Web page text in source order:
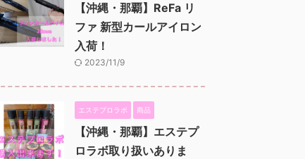
【沖縄・那覇】ReFa リ
ファ 新型カールアイロン
入荷！
2023/11/9
エステプロラボ 商品
【沖縄・那覇】エステプ
ロラボ取り扱いありま